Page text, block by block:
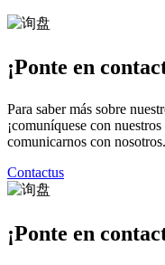
¡Ponte en
Para saber más sobre
¡comuníquese con
comunicarnos con nosotros.
Contactus
¡Ponte en